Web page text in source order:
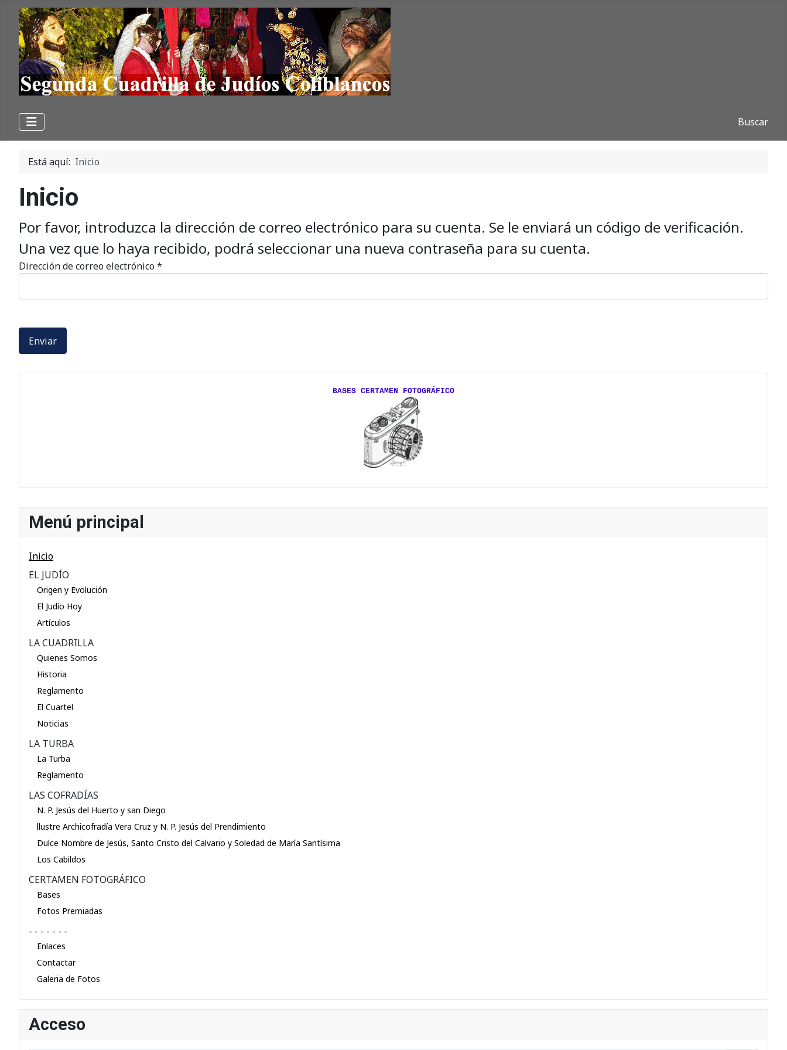
Buscar
Menú principal
Inicio
EL JUDÍO
Origen y Evolución
El Judío Hoy
Artículos
LA CUADRILLA
Quienes Somos
Historia
Reglamento
El Cuartel
Noticias
LA TURBA
La Turba
Reglamento
LAS COFRADÍAS
N. P. Jesús del Huerto y san Diego
llustre Archicofradía Vera Cruz y N. P. Jesús del Prendimiento
Dulce Nombre de Jesús, Santo Cristo del Calvario y Soledad de María Santísima
Los Cabildos
CERTAMEN FOTOGRÁFICO
Bases
Fotos Premiadas
- - - - - - -
Enlaces
Contactar
Galeria de Fotos
Acceso
Está aquí: Inicio
Inicio
Por favor, introduzca la dirección de correo electrónico para su cuenta. Se le enviará un código de verificación.
Una vez que lo haya recibido, podrá seleccionar una nueva contraseña para su cuenta.
Dirección de correo electrónico*
Enviar
BASES CERTAMEN FOTOGRÁFICO